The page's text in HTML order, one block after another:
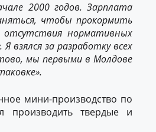
2000 годов. Зарплата
чтобы прокормить
отсутствия нормативных
взялся за разработку всех
мы первыми в Молдове
мини-производство по
производить твердые и